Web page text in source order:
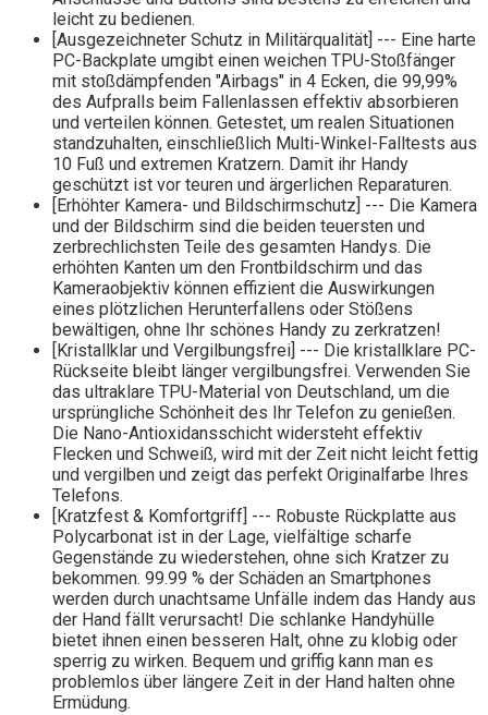
leicht zu bedienen.
[Ausgezeichneter Schutz in Militärqualität] --- Eine harte
PC-Backplate umgibt einen weichen TPU-Stoßfänger
mit stoßdämpfenden "Airbags" in 4 Ecken, die 99,99%
des Aufpralls beim Fallenlassen effektiv absorbieren
und verteilen können. Getestet, um realen Situationen
standzuhalten, einschließlich Multi-Winkel-Falltests aus
10 Fuß und extremen Kratzern. Damit ihr Handy
geschützt ist vor teuren und ärgerlichen Reparaturen.
[Erhöhter Kamera- und Bildschirmschutz] --- Die Kamera
und der Bildschirm sind die beiden teuersten und
zerbrechlichsten Teile des gesamten Handys. Die
erhöhten Kanten um den Frontbildschirm und das
Kameraobjektiv können effizient die Auswirkungen
eines plötzlichen Herunterfallens oder Stößens
bewältigen, ohne Ihr schönes Handy zu zerkratzen!
[Kristallklar und Vergilbungsfrei] --- Die kristallklare PC-
Rückseite bleibt länger vergilbungsfrei. Verwenden Sie
das ultraklare TPU-Material von Deutschland, um die
ursprüngliche Schönheit des Ihr Telefon zu genießen.
Die Nano-Antioxidansschicht widersteht effektiv
Flecken und Schweiß, wird mit der Zeit nicht leicht fettig
und vergilben und zeigt das perfekt Originalfarbe Ihres
Telefons.
[Kratzfest & Komfortgriff] --- Robuste Rückplatte aus
Polycarbonat ist in der Lage, vielfältige scharfe
Gegenstände zu wiederstehen, ohne sich Kratzer zu
bekommen. 99.99 % der Schäden an Smartphones
werden durch unachtsame Unfälle indem das Handy aus
der Hand fällt verursacht! Die schlanke Handyhülle
bietet ihnen einen besseren Halt, ohne zu klobig oder
sperrig zu wirken. Bequem und griffig kann man es
problemlos über längere Zeit in der Hand halten ohne
Ermüdung.